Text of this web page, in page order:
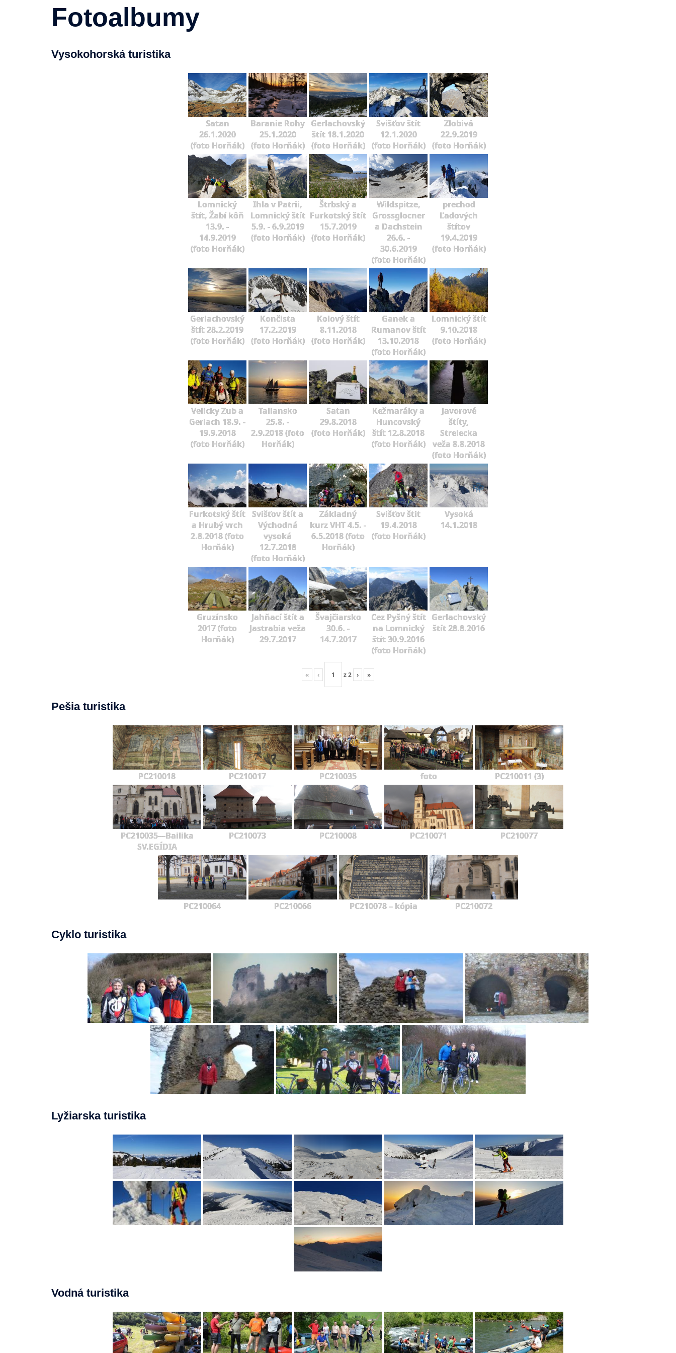
Fotoalbumy
Vysokohorská turistika
Satan
26.1.2020
(foto Horňák)
Baranie Rohy
25.1.2020
(foto Horňák)
Gerlachovský
štít 18.1.2020
(foto Horňák)
Svišťov štít
12.1.2020
(foto Horňák)
Zlobivá
22.9.2019
(foto Horňák)
Lomnický
štít, Žabí kôň
13.9. -
14.9.2019
(foto Horňák)
Ihla v Patrii,
Lomnický štít
5.9. - 6.9.2019
(foto Horňák)
Štrbský a
Furkotský štít
15.7.2019
(foto Horňák)
Wildspitze,
Grossglocner
a Dachstein
26.6. -
30.6.2019
(foto Horňák)
prechod
Ľadových
štítov
19.4.2019
(foto Horňák)
Gerlachovský
štít 28.2.2019
(foto Horňák)
Končista
17.2.2019
(foto Horňák)
Kolový štít
8.11.2018
(foto Horňák)
Ganek a
Rumanov štít
13.10.2018
(foto Horňák)
Lomnický štít
9.10.2018
(foto Horňák)
Velicky Zub a
Gerlach 18.9. -
19.9.2018
(foto Horňák)
Taliansko
25.8. -
2.9.2018 (foto
Horňák)
Satan
29.8.2018
(foto Horňák)
Kežmaráky a
Huncovský
štít 12.8.2018
(foto Horňák)
Javorové
štíty,
Strelecka
veža 8.8.2018
(foto Horňák)
Furkotský štít
a Hrubý vrch
2.8.2018 (foto
Horňák)
Svišťov štít a
Východná
vysoká
12.7.2018
(foto Horňák)
Základný
kurz VHT 4.5. -
6.5.2018 (foto
Horňák)
Svišťov štit
19.4.2018
(foto Horňák)
Vysoká
14.1.2018
Gruzínsko
2017 (foto
Horňák)
Jahňací štít a
Jastrabia veža
29.7.2017
Švajčiarsko
30.6. -
14.7.2017
Cez Pyšný štít
na Lomnický
štít 30.9.2016
(foto Horňák)
Gerlachovský
štít 28.8.2016
« ‹ z2 › »
Pešia turistika
PC210018 PC210017 PC210035 foto PC210011 (3)
PC210035---Bailika
SV.EGÍDIA
PC210073 PC210008 PC210071 PC210077
PC210064 PC210066 PC210078 – kópia PC210072
Cyklo turistika
Lyžiarska turistika
Vodná turistika